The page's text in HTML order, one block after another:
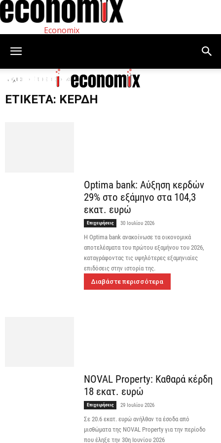
Economix
Αρχική Ετικέτες κέρδη
ΕΤΙΚΈΤΑ: ΚΈΡΔΗ
Optima bank: Aύξηση κερδών
29% στο εξάμηνο στα 104,3
εκατ. ευρώ
Επιχειρήσεις 30 Ιουλίου 2026
Η Optima bank ανακοίνωσε τα οικονομικά
αποτελέσματα του πρώτου εξαμήνου του 2026,
καταγράφοντας τις υψηλότερες εξαμηνιαίες
επιδόσεις στην ιστορία της.
Διαβάστε περισσότερα
NOVAL Property: Καθαρά κέρδη
18 εκατ. ευρώ
Επιχειρήσεις 29 Ιουλίου 2026
Σε 20.6 εκατ. ευρώ ανήλθαν τα έσοδα από
μισθώματα της NOVAL Property για την περίοδο
που έληξε την 30η Ιουνίου 2026